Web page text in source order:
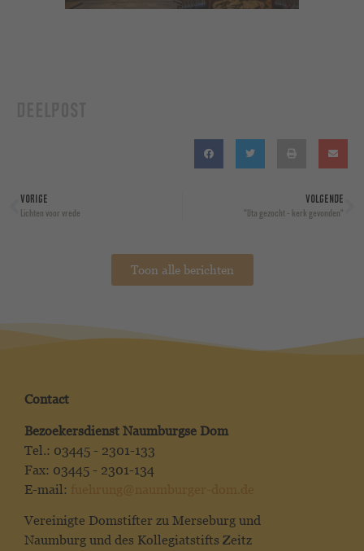
VORIGE
Lichten voor vrede
VOLGENDE
"Uta gezocht - kerk gevonden"
Toon alle berichten
Contact
Bezoekersdienst Naumburgse Dom
Tel.: 03445 - 2301-133
Fax: 03445 - 2301-134
E-mail:
Vereinigte Domstifter zu Merseburg und
Naumburg und des Kollegiatstifts Zeitz